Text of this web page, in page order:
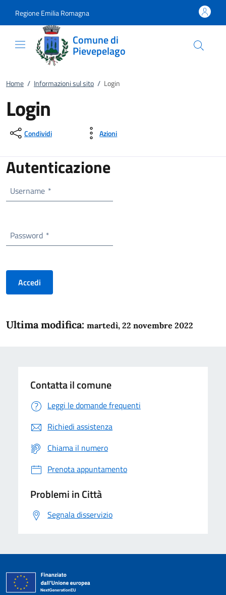
Regione Emilia Romagna
Comune di
Pievepelago
Home / Informazioni sul sito / Login
Login
Condividi Azioni
Autenticazione
Username *
Password *
Accedi
Ultima modifica: martedì, 22 novembre 2022
Contatta il comune
Leggi le domande frequenti
Richiedi assistenza
Chiama il numero
Prenota appuntamento
Problemi in Città
Segnala disservizio